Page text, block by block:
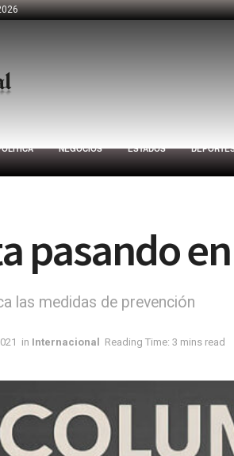
NEGOCIOS ESTADOS
pasando
las medidas de prevención
in Internacional Reading Time: 3 mins read